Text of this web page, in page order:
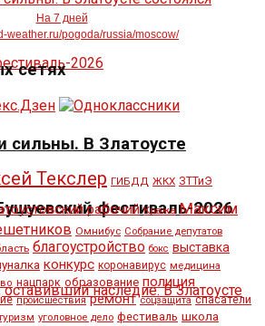
сильны. В Златоусте
фестиваль-2026
На 7 дней
weather.ru/pogoda/russia/moscow/
сетях
Текслер ГИБДД ЖКХ ЗТТиЭ
рабочий Кража Максим
Омнибус Собрание депутатов
благоустройство бокс выставка
конкурс коронавирус медицина
нацпарк образование полиция
происшествия ремонт соцзащита спасатели
уголовное дело фестиваль школа